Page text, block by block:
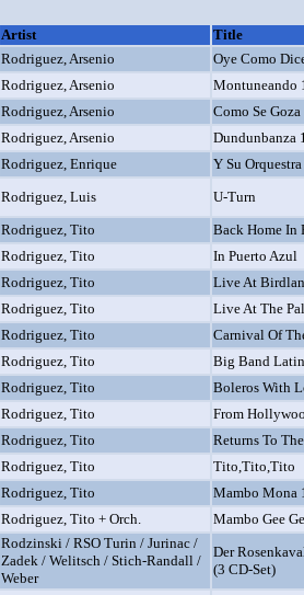
Artist
Title
Rodriguez, Arsenio
Oye Como
Rodriguez, Arsenio
Montuneando
Rodriguez, Arsenio
Como Se
Rodriguez, Arsenio
Dundunbanza
Rodriguez, Enrique
Y Su
Rodriguez, Luis
U-Turn
Rodriguez, Tito
Back Home In
Rodriguez, Tito
In Puerto Azul
Rodriguez, Tito
Live At
Rodriguez, Tito
Live At The
Rodriguez, Tito
Carnival Of
Rodriguez, Tito
Big Band
Rodriguez, Tito
Boleros With
Rodriguez, Tito
From
Rodriguez, Tito
Returns To
Rodriguez, Tito
Tito,Tito,Tito
Rodriguez, Tito
Mambo Mona
Rodriguez, Tito + Orch. Mambo Gee
Rodzinski / RSO Turin / Jurinac /
Zadek / Welitsch / Stich-Randall /
Weber
Der
(3 CD-Set)